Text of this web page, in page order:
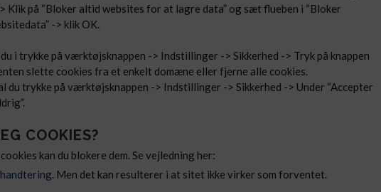
Klik på “Bloker altid websites for at lagre data” og sæt flueben i “Bloker
-> klik OK.
i trykke på værktøjsknappen -> Indstillinger -> Sikkerhed -> Tryk på knappen
enten slette cookies fra et enkelt domæne eller fjerne alle cookies.
du trykke på værktøjsknappen -> Indstillinger -> Sikkerhed -> Under “Accepter
COOKIES?
kan du blokere dem. Se vejledning her:
. Men det kan resulterer i at sitet ikke virker som forventet.